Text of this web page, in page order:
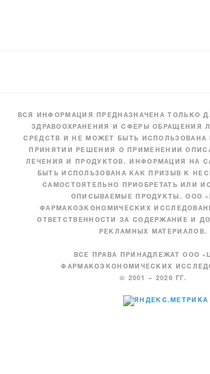
ВСЯ ИНФОРМАЦИЯ ПРЕДНАЗНАЧЕНА ТОЛЬКО
ЗДРАВООХРАНЕНИЯ И СФЕРЫ ОБРАЩЕНИЯ
СРЕДСТВ И НЕ МОЖЕТ БЫТЬ ИСПОЛЬЗОВАНА
ПРИНЯТИИ РЕШЕНИЯ О ПРИМЕНЕНИИ
ЛЕЧЕНИЯ И ПРОДУКТОВ. ИНФОРМАЦИЯ НА
БЫТЬ ИСПОЛЬЗОВАНА КАК ПРИЗЫВ К
САМОСТОЯТЕЛЬНО ПРИОБРЕТАТЬ ИЛИ
ОПИСЫВАЕМЫЕ ПРОДУКТЫ. ООО
ФАРМАКОЭКОНОМИЧЕСКИХ
ОТВЕТСТВЕННОСТИ ЗА СОДЕРЖАНИЕ И
РЕКЛАМНЫХ МАТЕРИАЛОВ.
ВСЕ ПРАВА ПРИНАДЛЕЖАТ ООО
ФАРМАКОЭКОНОМИЧЕСКИХ
© 2001 – 2026 ГГ.